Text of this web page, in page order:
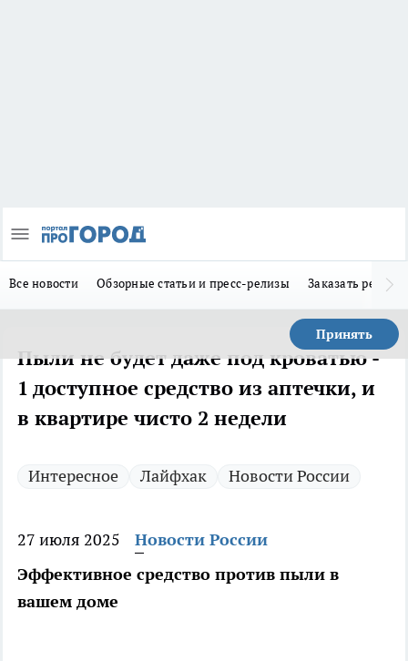
Все новости Обзорные статьи и пресс-релизы Заказать
Принять
Пыли не будет даже под кроватью -
1 доступное средство из аптечки, и
в квартире чисто 2 недели
Интересное Лайфхак Новости России
27 июля 2025
Новости России
Эффективное средство против пыли в
вашем доме